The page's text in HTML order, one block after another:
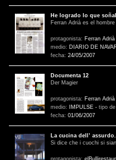
He logrado lo que
Ferran Adrià es el
protagonista: Ferran Adrià
medio: DIARIO DE
fecha: 24/05/2007
Documenta 12
Der Magier
protagonista: Ferran Adrià
medio:
IMPULSE - tipo
fecha: 01/06/2007
La cucina dell’ assurdo.
Si dice che i cuochi si
protagonista: